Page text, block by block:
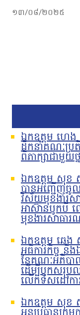
១៣/០៨/២០២៥
ឯកឧត្តម ហេង
ដឹកនាំគណៈប្រតិ
ពិភាក្សាជាមួយ
ឯកឧត្តម សុខ សូ
បានអញ្ជើញចូល
វិស័យមុខងារ
អាស៊ានបូកបី ល
មុខងារសាធារ
ឯកឧត្តម ឆេង
អធិការកិច្ច និ
នៃគណៈអភិបា
ដើម្បីបូកសរុប
លើកទិសដៅកា
ឯកឧត្តម សុខ សូ